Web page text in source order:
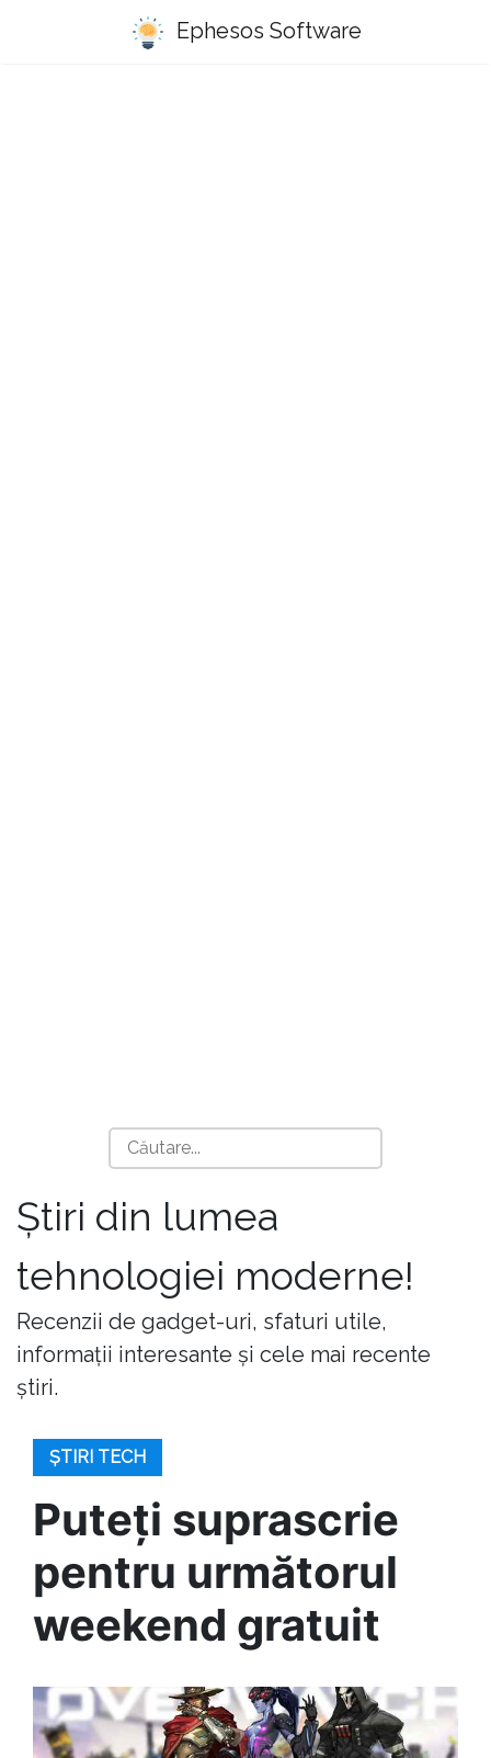
Ephesos Software
Știri din lumea
tehnologiei moderne!
Recenzii de gadget-uri, sfaturi utile,
informații interesante și cele mai recente
știri.
ȘTIRI TECH
Puteți suprascrie
pentru următorul
weekend gratuit